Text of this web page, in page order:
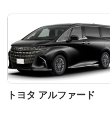
トヨタ アルファード